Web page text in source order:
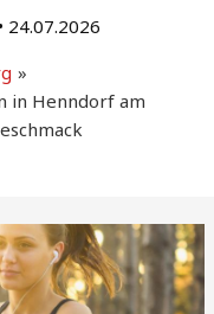
• 24.07.2026
in Henndorf am